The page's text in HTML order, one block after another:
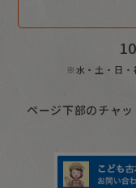
※水・土・日・
ページ下部のチャ